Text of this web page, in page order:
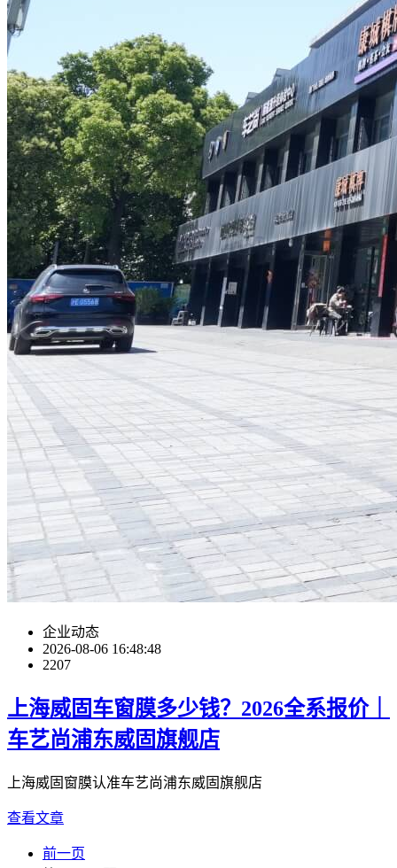
企业动态
2026-08-06 16:48:48
2207
上海威固车窗膜多少钱？2026全系报价｜
车艺尚浦东威固旗舰店
上海威固窗膜认准车艺尚浦东威固旗舰店
查看文章
前一页